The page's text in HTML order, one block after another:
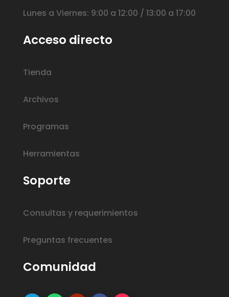
Lunes a Viernes: 9:00 a 12:00 / 13:00 a 17:00
Acceso directo
Tienda
Archivos
Programas
Herramientas
Soporte
Consultas y requerimientos
Preguntas frecuentes
Comunidad